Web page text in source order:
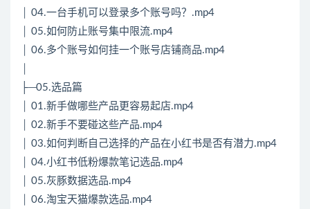
│ 04.一台手机可以登录多个账号吗？.mp4
│ 05.如何防止账号集中限流.mp4
│ 06.多个账号如何挂一个账号店铺商品.mp4
├─05.选品篇
│ 01.新手做哪些产品更容易起店.mp4
│ 02.新手不要碰这些产品.mp4
│ 03.如何判断自己选择的产品在小红书是否有潜力.mp4
│ 04.小红书低粉爆款笔记选品.mp4
│ 05.灰豚数据选品.mp4
│ 06.淘宝天猫爆款选品.mp4